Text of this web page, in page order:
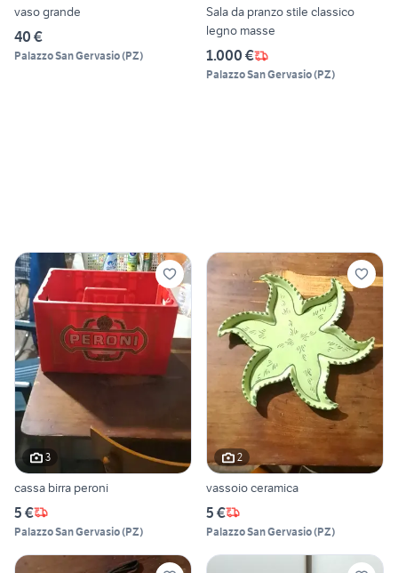
vaso grande
40 €
Palazzo San Gervasio(PZ)
Sala da pranzo stile classico
legno masse
1.000 €
Palazzo San Gervasio(PZ)
3
cassa birra peroni
5 €
Palazzo San Gervasio(PZ)
2
vassoio ceramica
5 €
Palazzo San Gervasio(PZ)